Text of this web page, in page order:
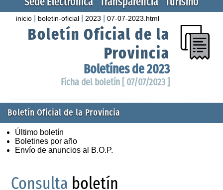
inicio boletin-oficial 2023 |07-07-2023.html
Boletín Oficial de la
Provincia
Boletínes de 2023
Ficha del boletín [ 07/07/2023 ]
Boletín Oficial de la Provincia
Último boletín
Boletines por año
Envío de anuncios al B.O.P.
Consulta boletín